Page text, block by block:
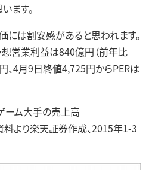
ます。
には割安感があると思われます。
営業利益は840億円（前年比
、4月9日終値4,725円からPERは
ーム大手の売上高
料より楽天証券作成、2015年1-3